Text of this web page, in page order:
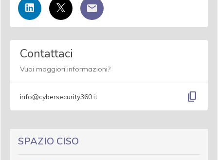
Contattaci
Vuoi maggiori informazioni?
info@cybersecurity360.it content_copy
SPAZIO CISO